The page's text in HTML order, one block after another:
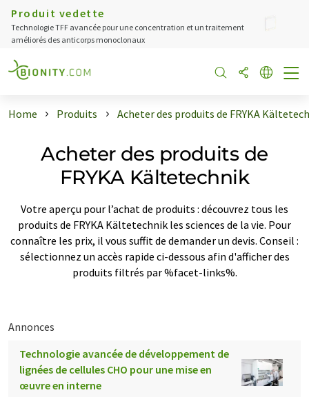
Produit vedette
Technologie TFF avancée pour une concentration et un traitement
améliorés des anticorps monoclonaux
Home Produits Acheter des produits de FRYKA
Acheter des produits de
FRYKA Kältetechnik
Votre aperçu pour l’achat de produits : découvrez tous les
produits de FRYKA Kältetechnik les sciences de la vie. Pour
connaître les prix, il vous suffit de demander un devis. Conseil :
sélectionnez un accès rapide ci-dessous afin d'afficher des
produits filtrés par %facet-links%.
Annonces
Technologie avancée de développement de
lignées de cellules CHO pour une mise en
œuvre en interne